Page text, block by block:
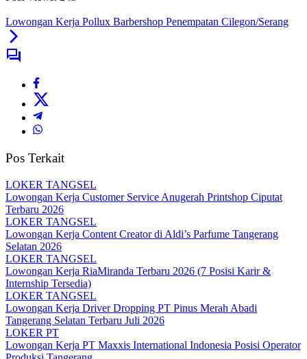
Lowongan Kerja Pollux Barbershop Penempatan Cilegon/Serang
Pos Terkait
LOKER TANGSEL
Lowongan Kerja Customer Service Anugerah Printshop Ciputat
Terbaru 2026
LOKER TANGSEL
Lowongan Kerja Content Creator di Aldi’s Parfume Tangerang
Selatan 2026
LOKER TANGSEL
Lowongan Kerja RiaMiranda Terbaru 2026 (7 Posisi Karir &
Internship Tersedia)
LOKER TANGSEL
Lowongan Kerja Driver Dropping PT Pinus Merah Abadi
Tangerang Selatan Terbaru Juli 2026
LOKER PT
Lowongan Kerja PT Maxxis International Indonesia Posisi Operator